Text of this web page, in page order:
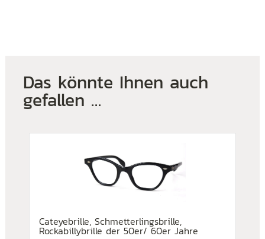
Das könnte Ihnen auch
gefallen …
Cateyebrille, Schmetterlingsbrille,
Rockabillybrille der 50er/ 60er Jahre